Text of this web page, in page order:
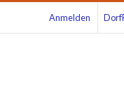
Anmelden